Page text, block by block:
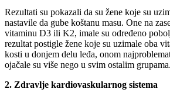
Rezultati su pokazali da su žene koje su
nastavile da gube koštanu masu. One na
vitaminu D3 ili K2, imale su određeno
rezultat postigle žene koje su uzimale oba
kosti u donjem delu leđa, onom
ojačale su više nego u svim ostalim grupama.
2. Zdravlje kardiovaskularnog sistema